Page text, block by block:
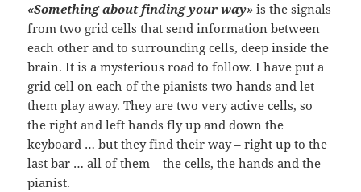
«Something about finding your way» is the signals
from two grid cells that send information between
each other and to surrounding cells, deep inside the
brain. It is a mysterious road to follow. I have put a
grid cell on each of the pianists two hands and let
them play away. They are two very active cells, so
the right and left hands fly up and down the
keyboard … but they find their way – right up to the
last bar … all of them – the cells, the hands and the
pianist.